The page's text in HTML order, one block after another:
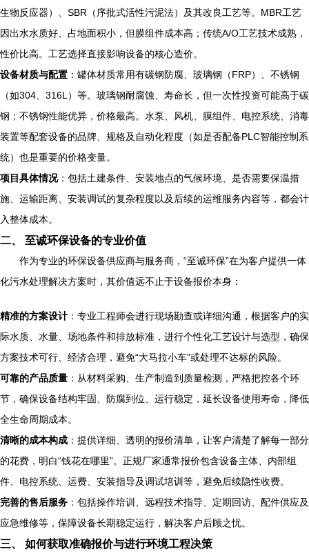
生物反应器）、SBR（序批式活性污泥法）及其改良工艺等。MBR工艺
因出水水质好、占地面积小，但膜组件成本高；传统A/O工艺技术成熟，
性价比高。工艺选择直接影响设备的核心造价。
设备材质与配置 ：罐体材质常用有碳钢防腐、玻璃钢（FRP）、不锈钢
（如304、316L）等。玻璃钢耐腐蚀、寿命长，但一次性投资可能高于碳
钢；不锈钢性能优异，价格最高。水泵、风机、膜组件、电控系统、消毒
装置等配套设备的品牌、规格及自动化程度（如是否配备PLC智能控制系
统）也是重要的价格变量。
项目具体情况：包括土建条件、安装地点的气候环境、是否需要保温措
施、运输距离、安装调试的复杂程度以及后续的运维服务内容等，都会计
入整体成本。
二、 至诚环保设备的专业价值
作为专业的环保设备供应商与服务商，“至诚环保”在为客户提供一体
化污水处理解决方案时，其价值远不止于设备报价本身：
精准的方案设计 ：专业工程师会进行现场勘查或详细沟通，根据客户的实
际水质、水量、场地条件和排放标准，进行个性化工艺设计与选型，确保
方案技术可行、经济合理，避免“大马拉小车”或处理不达标的风险。
可靠的产品质量 ：从材料采购、生产制造到质量检测，严格把控各个环
节，确保设备结构牢固、防腐到位、运行稳定，延长设备使用寿命，降低
全生命周期成本。
清晰的成本构成 ：提供详细、透明的报价清单，让客户清楚了解每一部分
的花费，明白“钱花在哪里”。正规厂家通常报价包含设备主体、内部组
件、电控系统、运费、安装指导及调试培训等，避免后续隐性收费。
完善的售后服务 ：包括操作培训、远程技术指导、定期回访、配件供应及
应急维修等，保障设备长期稳定运行，解决客户后顾之忧。
三、 如何获取准确报价与进行环境工程决策